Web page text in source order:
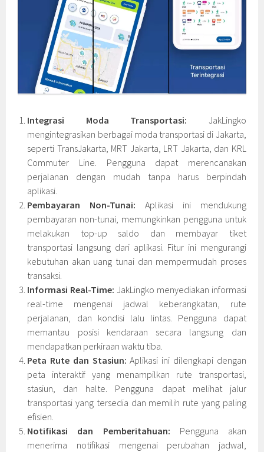
Integrasi Moda Transportasi: JakLingko
mengintegrasikan berbagai moda transportasi di Jakarta,
seperti TransJakarta, MRT Jakarta, LRT Jakarta, dan KRL
Commuter Line. Pengguna dapat merencanakan
perjalanan dengan mudah tanpa harus berpindah
aplikasi.
Pembayaran Non-Tunai: Aplikasi ini mendukung
pembayaran non-tunai, memungkinkan pengguna untuk
melakukan top-up saldo dan membayar tiket
transportasi langsung dari aplikasi. Fitur ini mengurangi
kebutuhan akan uang tunai dan mempermudah proses
transaksi.
Informasi Real-Time: JakLingko menyediakan informasi
real-time mengenai jadwal keberangkatan, rute
perjalanan, dan kondisi lalu lintas. Pengguna dapat
memantau posisi kendaraan secara langsung dan
mendapatkan perkiraan waktu tiba.
Peta Rute dan Stasiun: Aplikasi ini dilengkapi dengan
peta interaktif yang menampilkan rute transportasi,
stasiun, dan halte. Pengguna dapat melihat jalur
transportasi yang tersedia dan memilih rute yang paling
efisien.
Notifikasi dan Pemberitahuan: Pengguna akan
menerima notifikasi mengenai perubahan jadwal,